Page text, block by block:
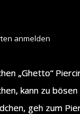
anmelden
„Ghetto“
kann zu
geh zum